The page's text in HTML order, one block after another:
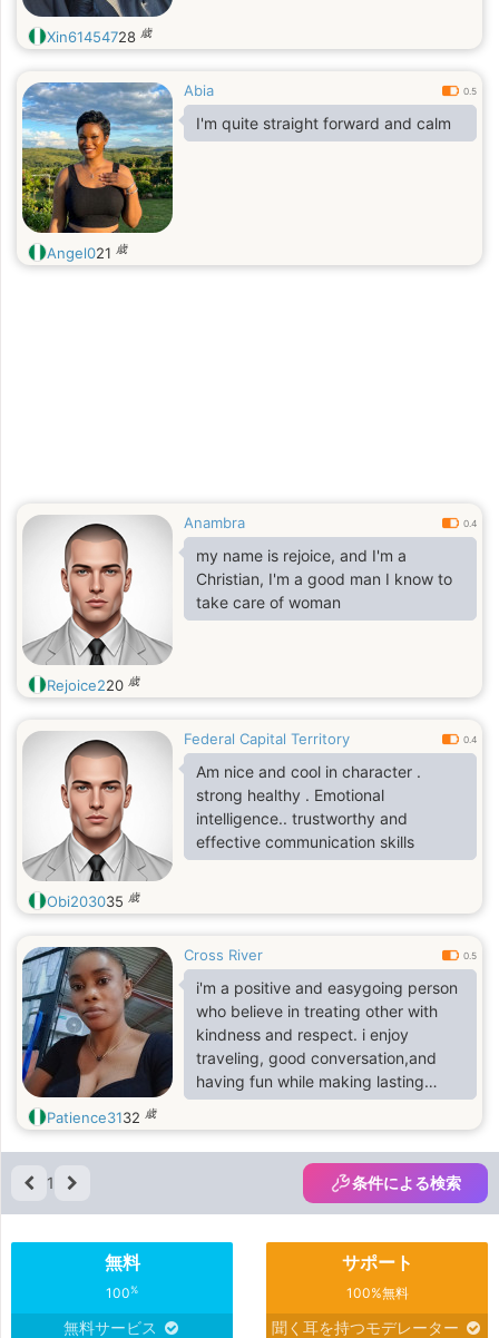
Xin61454728 歳
Abia 0.5
I'm quite straight forward and calm
Angel021 歳
Anambra 0.4
my name is rejoice, and I'm a
Christian, I'm a good man I know to
take care of woman
Rejoice220 歳
Federal Capital Territory 0.4
Am nice and cool in character .
strong healthy . Emotional
intelligence.. trustworthy and
effective communication skills
Obi203035 歳
Cross River 0.5
i'm a positive and easygoing person
who believe in treating other with
kindness and respect. i enjoy
traveling, good conversation,and
having fun while making lasting
memories. i'm looking for someone
genuine , caring,and ready for a
meaningful relationship
Patience3132 歳
1 条件による検索
無料
100%
無料サービス
サポート
100%無料
聞く耳を持つモデレーター